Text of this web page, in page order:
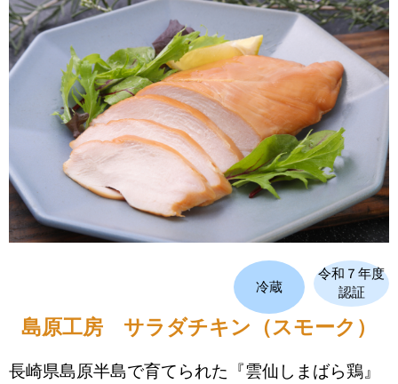
令和７年度
認証
冷蔵
島原工房 サラダチキン（スモーク）
長崎県島原半島で育てられた『雲仙しまばら鶏』